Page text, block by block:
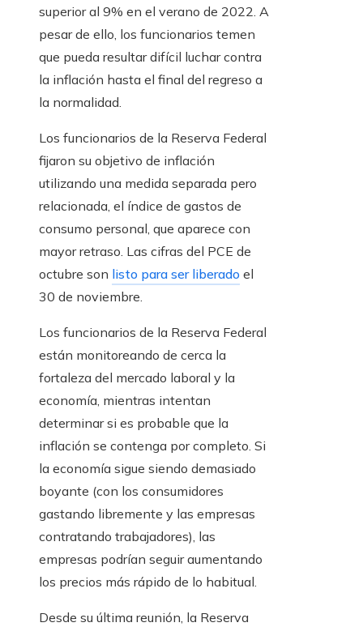
superior al 9% en el verano de 2022. A
pesar de ello, los funcionarios temen
que pueda resultar difícil luchar contra
la inflación hasta el final del regreso a
la normalidad.
Los funcionarios de la Reserva Federal
fijaron su objetivo de inflación
utilizando una medida separada pero
relacionada, el índice de gastos de
consumo personal, que aparece con
mayor retraso. Las cifras del PCE de
octubre son listo para ser liberado el
30 de noviembre.
Los funcionarios de la Reserva Federal
están monitoreando de cerca la
fortaleza del mercado laboral y la
economía, mientras intentan
determinar si es probable que la
inflación se contenga por completo. Si
la economía sigue siendo demasiado
boyante (con los consumidores
gastando libremente y las empresas
contratando trabajadores), las
empresas podrían seguir aumentando
los precios más rápido de lo habitual.
Desde su última reunión, la Reserva